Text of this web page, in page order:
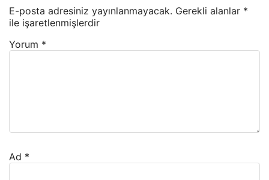
E-posta adresiniz yayınlanmayacak. Gerekli alanlar *
ile işaretlenmişlerdir
Yorum *
Ad *